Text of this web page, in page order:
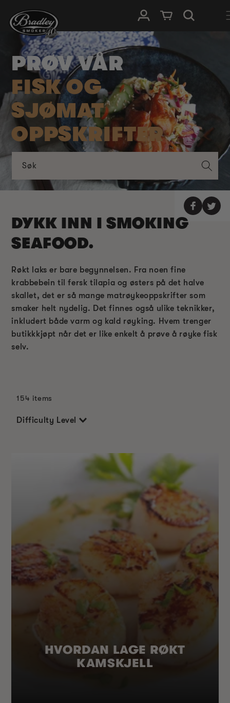
INNHOLDET
Logg InnHandlevogn
PRØV VÅR
FISK OG
SJØMAT
OPPSKRIFTER
Søk
DYKK INN I SMOKING
SEAFOOD.
Røkt laks er bare begynnelsen. Fra noen fine
krabbebein til fersk tilapia og østers på det halve
skallet, det er så mange matrøykeoppskrifter som
smaker helt nydelig. Det finnes også ulike teknikker,
inkludert både varm og kald røyking. Hvem trenger
butikkkjøpt når det er like enkelt å prøve å røyke fisk
selv.
Difficulty Level
154 items
HVORDAN LAGE RØKT
KAMSKJELL